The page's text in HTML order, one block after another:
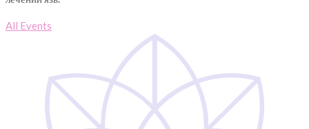
All Events